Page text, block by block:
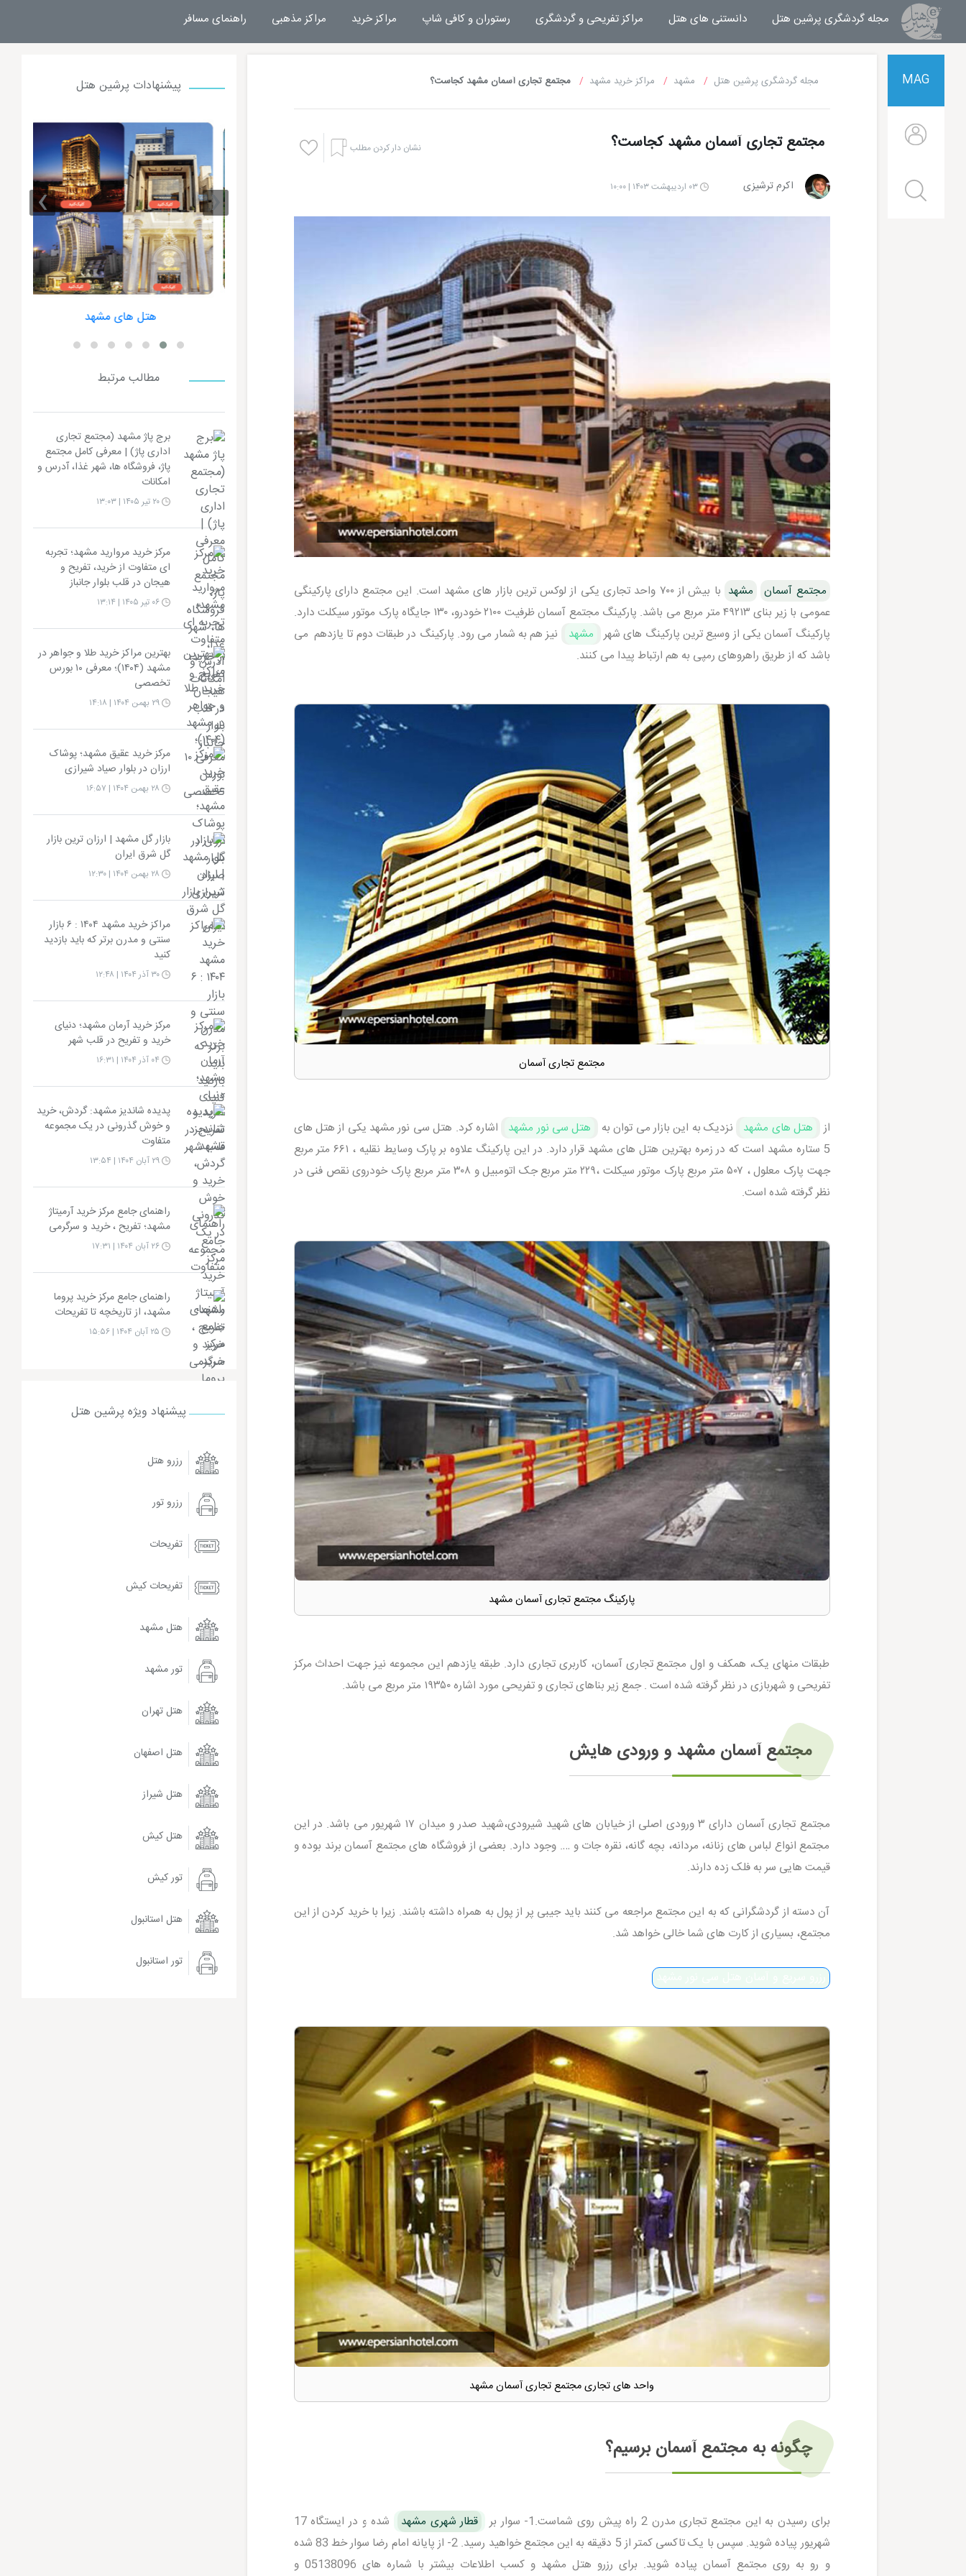
مجله گردشگری پرشین هتل مجله خبری پرشین هتل
دانستنی های هتل مراکز تفریحی و گردشگری رستوران و کافی شاپ مراکز خرید مراکز مذهبی راهنمای مسافر
MAG مجله گردشگری پرشین هتل مشهد مراکز خرید مشهد مجتمع تجاری آسمان مشهد کجاست؟
مجتمع تجاری آسمان مشهد کجاست؟ نشان دار کردن مطلب
اکرم ترشیزی ۰۳ اردیبهشت ۱۴۰۳ | ۱۰:۰۰
مجتمع آسمان مشهد
با بیش از ۷۰۰ واحد تجاری یکی از لوکس ترین بازار های مشهد است. این مجتمع دارای پارکینگی
عمومی با زیر بنای ۴۹۲۱۳ متر مربع می باشد. پارکینگ مجتمع آسمان ظرفیت ۲۱۰۰ خودرو، ۱۳۰ جایگاه پارک موتور سیکلت دارد.
پارکینگ آسمان یکی از وسیع ترین پارکینگ های شهر مشهد
نیز هم به شمار می رود. پارکینگ در طبقات دوم تا یازدهم می
باشد که از طریق راهروهای رمپی به هم ارتباط پیدا می کنند.
مجتمع تجاری آسمان
از هتل های مشهد نزدیک به این بازار می توان به هتل سی نور مشهد
اشاره کرد. هتل سی نور مشهد یکی از هتل های
5 ستاره مشهد است که در زمره بهترین هتل های مشهد قرار دارد. در این پارکینگ علاوه بر پارک وسایط نقلیه ، ۶۶۱ متر مربع
جهت پارک معلول ، ۵۰۷ متر مربع پارک موتور سیکلت ،۲۲۹ متر مربع جک اتومبیل و ۳۰۸ متر مربع پارک خودروی نقص فنی در
نظر گرفته شده است.
پارکینگ مجتمع تجاری آسمان مشهد
طبقات منهای یک، همکف و اول مجتمع تجاری آسمان، کاربری تجاری دارد. طبقه یازدهم این مجموعه نیز جهت احداث مرکز
تفریحی و شهربازی در نظر گرفته شده است . جمع زیر بناهای تجاری و تفریحی مورد اشاره ۱۹۳۵۰ متر مربع می باشد.
مجتمع آسمان مشهد و ورودی هایش
مجتمع تجاری آسمان دارای ۳ ورودی اصلی از خیابان های شهید شیرودی،شهید صدر و میدان ۱۷ شهریور می باشد. در این
مجتمع انواع لباس های زنانه، مردانه، بچه گانه، نقره جات و …. وجود دارد. بعضی از فروشگاه های مجتمع آسمان برند بوده و
قیمت هایی سر به فلک زده دارند.
آن دسته از گردشگرانی که به این مجتمع مراجعه می کنند باید جیبی پر از پول به همراه داشته باشند. زیرا با خرید کردن از این
مجتمع، بسیاری از کارت های شما خالی خواهد شد.
واحد های تجاری مجتمع تجاری آسمان مشهد
چگونه به مجتمع آسمان برسیم؟
برای رسیدن به این مجتمع تجاری مدرن 2 راه پیش روی شماست.1- سوار بر قطار شهری مشهد
شده و در ایستگاه 17
شهریور پیاده شوید. سپس با یک تاکسی کمتر از 5 دقیقه به این مجتمع خواهید رسید. 2- از پایانه امام رضا سوار خط 83 شده
و رو به روی مجتمع آسمان پیاده شوید. برای رزرو هتل مشهد و کسب اطلاعات بیشتر با شماره های 05138096 و
پیشنهادات پرشین هتل
هتل بشری مشهد تفریحات مشهد هتل های مشهد
‹
›
مطالب مرتبط
برج پاژ مشهد (مجتمع تجاری
اداری پاژ) | معرفی کامل مجتمع
پاژ، فروشگاه ها، شهر غذا، آدرس و
امکانات
۲۰ تیر ۱۴۰۵ | ۱۳:۰۳
مرکز خرید مروارید مشهد؛ تجربه
ای متفاوت از خرید، تفریح و
هیجان در قلب بلوار جانباز
۰۶ تیر ۱۴۰۵ | ۱۳:۱۴
بهترین مراکز خرید طلا و جواهر در
مشهد (۱۴۰۴)؛ معرفی ۱۰ بورس
تخصصی
۲۹ بهمن ۱۴۰۴ | ۱۴:۱۸
مرکز خرید عقیق مشهد؛ پوشاک
ارزان در بلوار صیاد شیرازی
بازار گل مشهد | ارزان ترین بازار
گل شرق ایران
مراکز خرید مشهد ۱۴۰۴ : ۶ بازار
سنتی و مدرن برتر که باید بازدید
کنید
۳۰ آذر ۱۴۰۴ | ۱۲:۴۸
مرکز خرید آرمان مشهد؛ دنیای
خرید و تفریح در قلب شهر
پدیده شاندیز مشهد: گردش، خرید
و خوش گذرونی در یک مجموعه
متفاوت
۲۹ آبان ۱۴۰۴ | ۱۳:۵۴
راهنمای جامع مرکز خرید آرمیتاژ
مشهد؛ تفریح ، خرید و سرگرمی
۲۶ آبان ۱۴۰۴ | ۱۷:۳۱
راهنمای جامع مرکز خرید پروما
مشهد، از تاریخچه تا تفریحات
پیشنهاد ویژه پرشین هتل
رزرو هتل
رزرو تور
تفریحات
تفریحات کیش
هتل مشهد
تور مشهد
هتل تهران
هتل اصفهان
هتل شیراز
هتل کیش
تور کیش
هتل استانبول
تور استانبول